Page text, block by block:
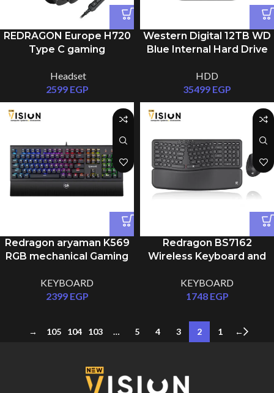
Western Digital 12TB WD
Blue Internal Hard Drive
HDD
35499 EGP
REDRAGON Europe H720
Type C gaming
Headset
2599 EGP
Redragon BS7162
Wireless Keyboard and
Size Black
KEYBOARD
1748 EGP
Redragon aryaman K569
RGB mechanical Gaming
KEYBOARD
2399 EGP
←
1
2
3
4
5
…
103
104
105
→